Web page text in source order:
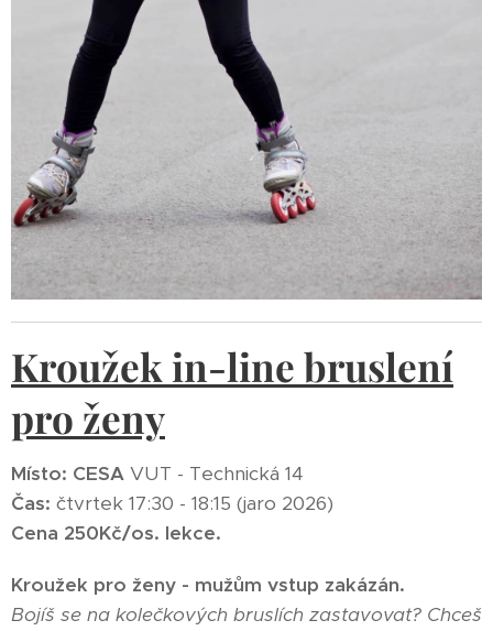
Kroužek in-line bruslení
pro ženy
Místo: CESA VUT - Technická 14
Čas: čtvrtek 17:30 - 18:15 (jaro 2026)
Cena 250Kč/os. lekce.
Kroužek pro ženy - mužům vstup zakázán.
Bojíš se na kolečkových bruslích zastavovat? Chceš